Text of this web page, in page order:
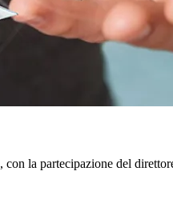
la partecipazione del